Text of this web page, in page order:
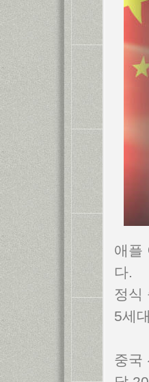
애플
다.
정식
5세
중국